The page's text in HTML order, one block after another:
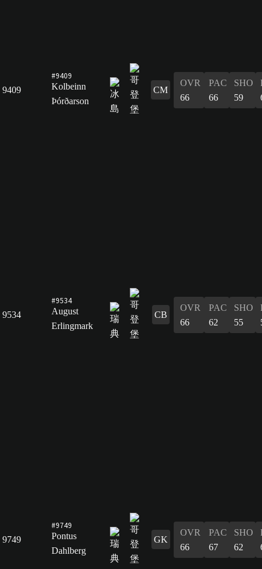
9409
#9409
Kolbeinn
Þórðarson
CM
OVR
66
PAC
66
SHO
59
9534
#9534
August
Erlingmark
CB
OVR
66
PAC
62
SHO
55
9749
#9749
Pontus
Dahlberg
GK
OVR
66
PAC
67
SHO
62